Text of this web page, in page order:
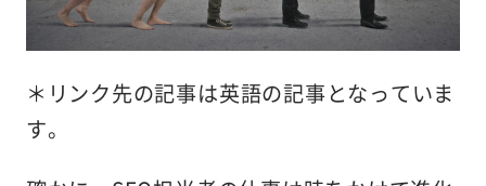
＊リンク先の記事は英語の記事となっていま
す。